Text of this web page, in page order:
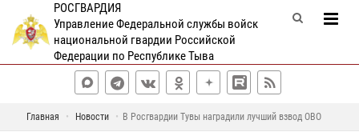
РОСГВАРДИЯ
Управление Федеральной службы войск
национальной гвардии Российской
Федерации по Республике Тыва
Главная Новости В Росгвардии Тувы наградили лучший взвод ОВО